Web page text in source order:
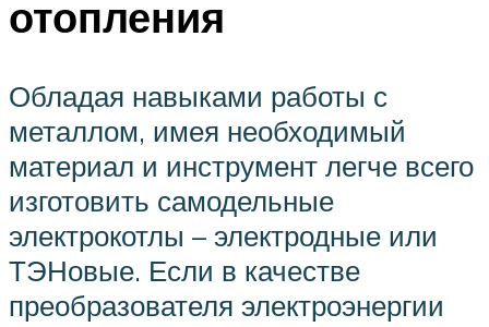
отопления
Обладая навыками работы с
металлом, имея необходимый
материал и инструмент легче всего
изготовить самодельные
электрокотлы – электродные или
ТЭНовые. Если в качестве
преобразователя электроэнергии